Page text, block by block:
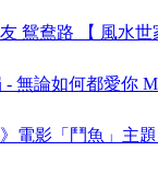
友 鴛鴦路 【 風水
- 無論如何都愛你
電影「鬥魚」主